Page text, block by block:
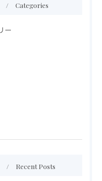
Categories
ー
Recent Posts